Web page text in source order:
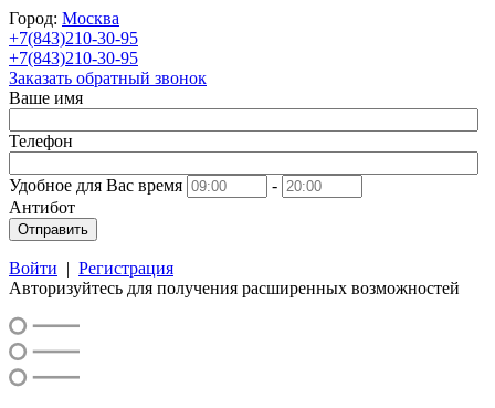
Город: Москва
+7(843)210-30-95
+7(843)210-30-95
Заказать обратный звонок
Ваше имя
Телефон
Удобное для Вас время
-
Антибот
Отправить
Войти | Регистрация
Авторизуйтесь для получения расширенных возможностей